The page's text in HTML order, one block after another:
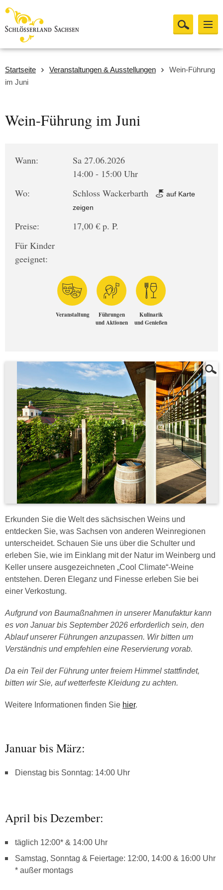
Startseite Veranstaltungen & Ausstellungen
Wein-Führung
im Juni
Wein-Führung im Juni
Wann:
Sa 27.06.2026
14:00 - 15:00 Uhr
Wo:
Schloss Wackerbarth
auf Karte
zeigen
Preise:
17,00 € p. P.
Für Kinder
geeignet:
Veranstaltung
Führungen
und Aktionen
Kulinarik
und Genießen
Erkunden Sie die Welt des sächsischen Weins und
entdecken Sie, was Sachsen von anderen Weinregionen
unterscheidet. Schauen Sie uns über die Schulter und
erleben Sie, wie im Einklang mit der Natur im Weinberg und
Keller unsere ausgezeichneten „Cool Climate“-Weine
entstehen. Deren Eleganz und Finesse erleben Sie bei
einer Verkostung.
Aufgrund von Baumaßnahmen in unserer Manufaktur kann
es von Januar bis September 2026 erforderlich sein, den
Ablauf unserer Führungen anzupassen. Wir bitten um
Verständnis und empfehlen eine Reservierung vorab.
Da ein Teil der Führung unter freiem Himmel stattfindet,
bitten wir Sie, auf wetterfeste Kleidung zu achten.
Weitere Informationen finden Sie hier.
Januar bis März:
Dienstag bis Sonntag: 14:00 Uhr
April bis Dezember:
täglich 12:00* & 14:00 Uhr
Samstag, Sonntag & Feiertage: 12:00, 14:00 & 16:00 Uhr
* außer montags